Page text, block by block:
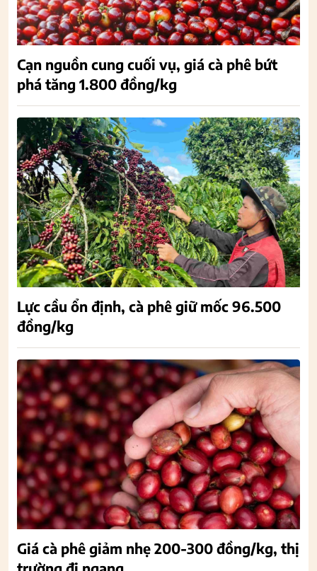
Cạn nguồn cung cuối vụ, giá cà phê bứt
phá tăng 1.800 đồng/kg
Lực cầu ổn định, cà phê giữ mốc 96.500
đồng/kg
Giá cà phê giảm nhẹ 200-300 đồng/kg, thị